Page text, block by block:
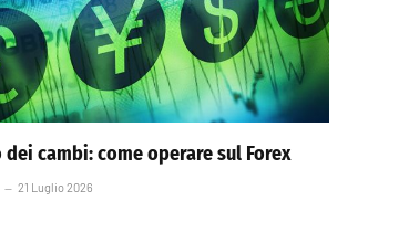
dei cambi: come operare sul Forex
21 Luglio 2026